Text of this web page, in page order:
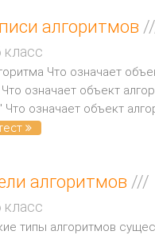
алгоритмов
класс
Что означает
означает объект
означает объект
алгоритмов ///
класс
типы алгоритмов